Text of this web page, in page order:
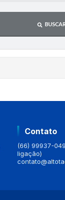
Contato
(66) 99937-
ligação)